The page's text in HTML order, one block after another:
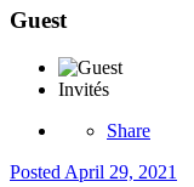
Guest
Invités
Share
Posted April 29, 2021